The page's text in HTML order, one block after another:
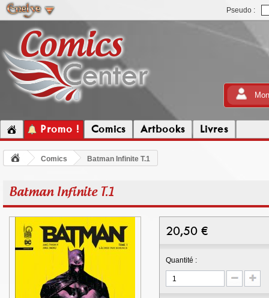
Pseudo :
Promo ! Comics Artbooks Livres
Comics Batman Infinite T.1
Batman Infinite T.1
20,50 €
Quantité :